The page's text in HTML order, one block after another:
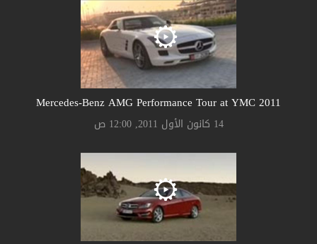
2011 Mercedes-Benz AMG Performance Tour at YMC
14 كانون الأول 2011, 12:00 ص